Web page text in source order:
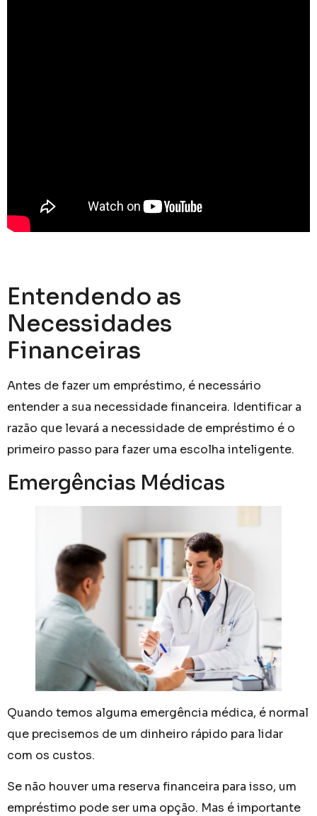
Entendendo as
Necessidades
Financeiras
Antes de fazer um empréstimo, é necessário
entender a sua necessidade financeira. Identificar a
razão que levará a necessidade de empréstimo é o
primeiro passo para fazer uma escolha inteligente.
Emergências Médicas
Quando temos alguma emergência médica, é normal
que precisemos de um dinheiro rápido para lidar
com os custos.
Se não houver uma reserva financeira para isso, um
empréstimo pode ser uma opção. Mas é importante